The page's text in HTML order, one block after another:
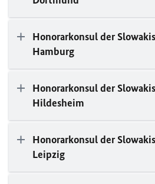
Honorarkonsul der
Hamburg
Honorarkonsul der
Hildesheim
Honorarkonsul der
Leipzig